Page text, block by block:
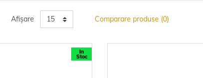
Afișare Comparare produse (0)
In
Stoc